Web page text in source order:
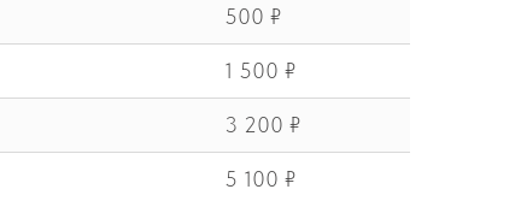
500 ₽
1 500 ₽
3 200 ₽
5 100 ₽